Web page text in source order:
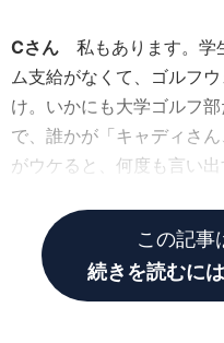
Cさん 私もあります。学
ム支給がなくて、ゴルフ
け。いかにも大学ゴルフ
で、誰かが「キャディさ
がウケると、何度も言い
この記事
続きを読むに